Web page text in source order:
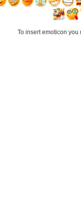
To insert emoticon